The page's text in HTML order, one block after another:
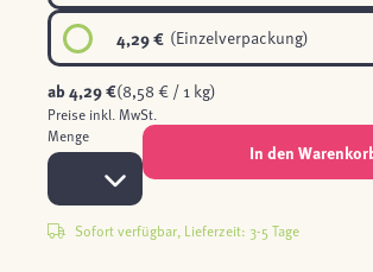
4,29 € (Einzelverpackung)
ab4,29 €(8,58 € / 1 kg)
Preise inkl. MwSt.
Menge
In den
Sofort verfügbar, Lieferzeit: 3-5 Tage